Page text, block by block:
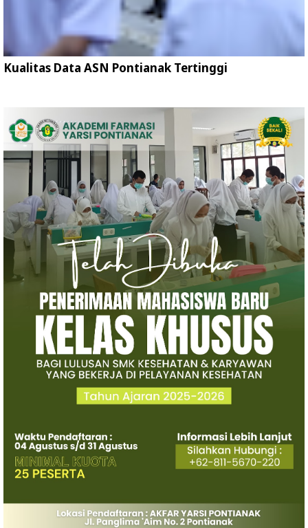
Kualitas Data ASN Pontianak Tertinggi